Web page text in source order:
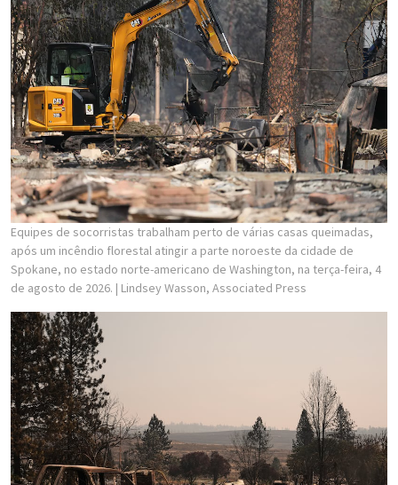
Equipes de socorristas trabalham perto de várias casas queimadas,
após um incêndio florestal atingir a parte noroeste da cidade de
Spokane, no estado norte-americano de Washington, na terça-feira, 4
de agosto de 2026. | Lindsey Wasson, Associated Press